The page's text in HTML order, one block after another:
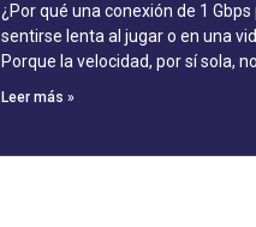
¿Por qué una conexión de 1 Gbps
sentirse lenta al jugar o en una
Porque la velocidad, por sí sola,
Leer más »